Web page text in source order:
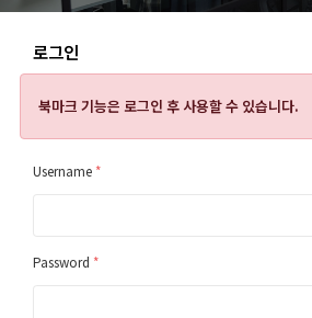
로그인
북마크 기능은 로그인 후 사용할 수 있습니다.
Username *
Password *